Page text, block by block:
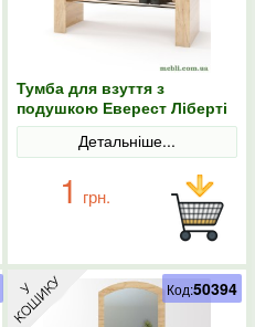
Тумба для взуття з
подушкою Еверест Ліберті
90х38х46 дуб крафт
золотийДетальніше...
1 грн.
Код:50394